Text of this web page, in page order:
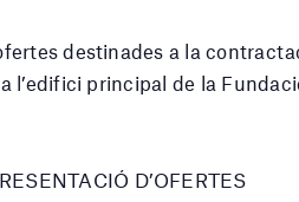
destinades a la
l’edifici principal de la
D’OFERTES